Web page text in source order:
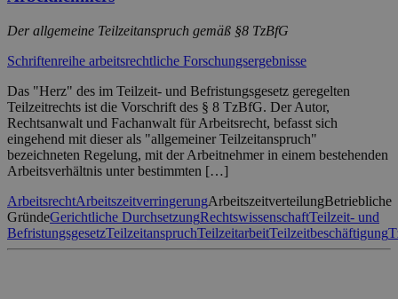
Der allgemeine Teilzeitanspruch gemäß §8 TzBfG
Schriftenreihe arbeitsrechtliche Forschungsergebnisse
Das "Herz" des im Teilzeit- und Befristungsgesetz geregelten
Teilzeitrechts ist die Vorschrift des § 8 TzBfG. Der Autor,
Rechtsanwalt und Fachanwalt für Arbeitsrecht, befasst sich
eingehend mit dieser als "allgemeiner Teilzeitanspruch"
bezeichneten Regelung, mit der Arbeitnehmer in einem bestehenden
Arbeitsverhältnis unter bestimmten […]
ArbeitsrechtArbeitszeitverringerungArbeitszeitverteilungBetriebliche
GründeGerichtliche DurchsetzungRechtswissenschaftTeilzeit- und
BefristungsgesetzTeilzeitanspruchTeilzeitarbeitTeilzeitbeschäftigung